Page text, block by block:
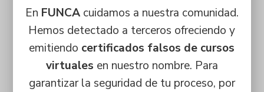
En FUNCAcuidamos a nuestra comunidad.
Hemos detectado a terceros ofreciendo y
emitiendo certificados falsos de cursos
virtuales en nuestro nombre. Para
garantizar la seguridad de tu proceso, por